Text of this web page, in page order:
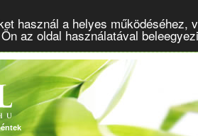
használ a helyes
az oldal használatával